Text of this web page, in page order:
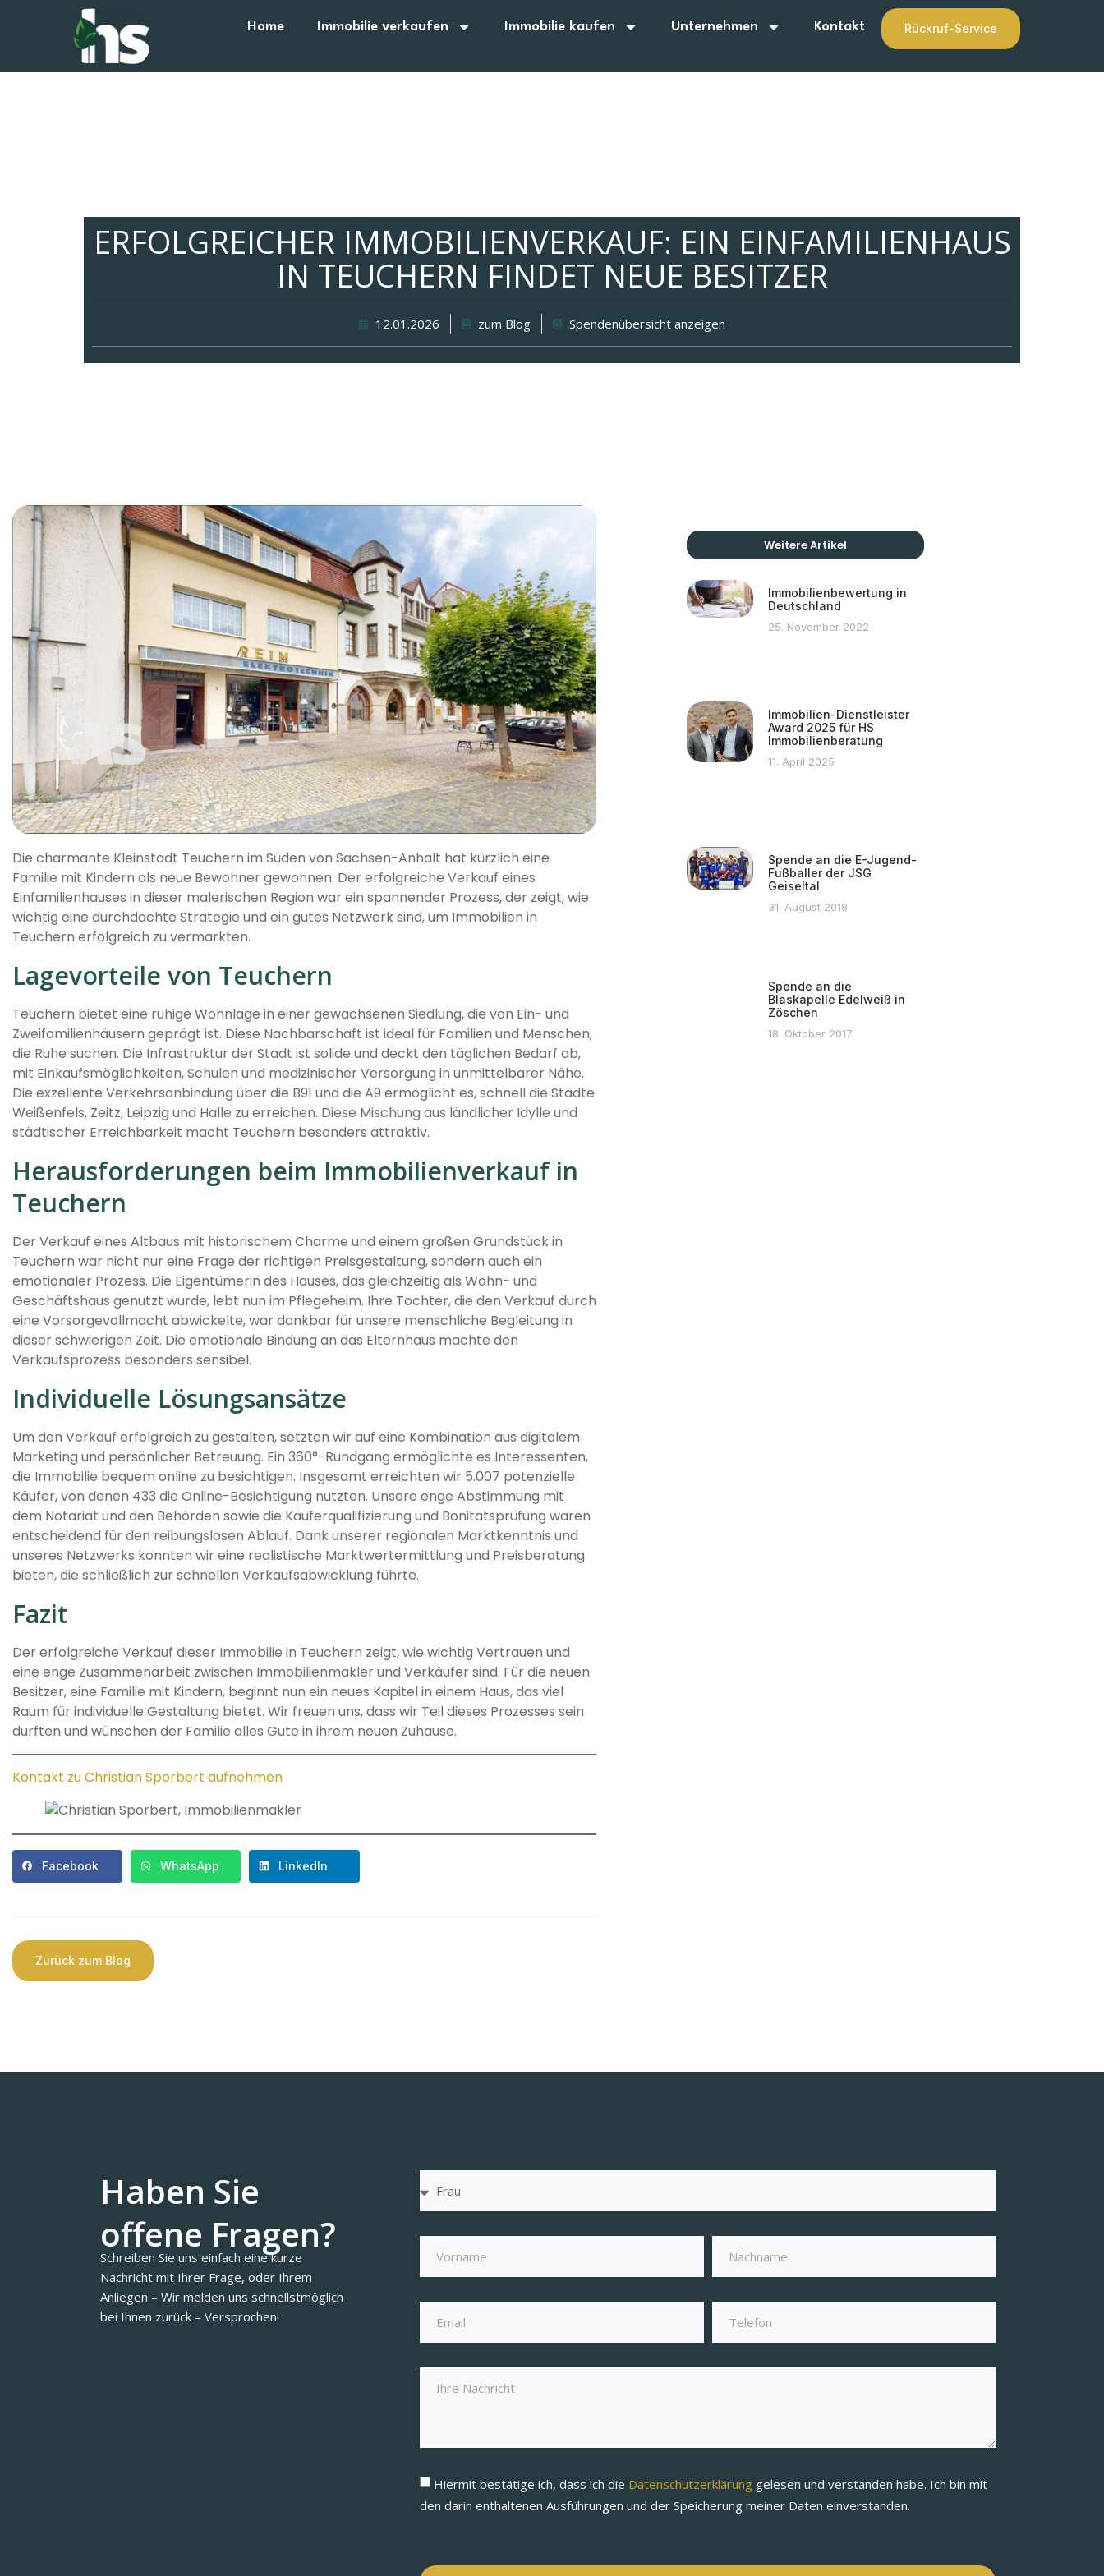
Home Immobilie verkaufen Immobilie kaufen Unternehmen Kontakt Rückruf-Service
ERFOLGREICHER IMMOBILIENVERKAUF: EIN EINFAMILIENHAUS
IN TEUCHERN FINDET NEUE BESITZER
12.01.2026 zum Blog Spendenübersicht anzeigen
Die charmante Kleinstadt Teuchern im Süden von Sachsen-Anhalt hat kürzlich eine
Familie mit Kindern als neue Bewohner gewonnen. Der erfolgreiche Verkauf eines
Einfamilienhauses in dieser malerischen Region war ein spannender Prozess, der zeigt, wie
wichtig eine durchdachte Strategie und ein gutes Netzwerk sind, um Immobilien in
Teuchern erfolgreich zu vermarkten.
Lagevorteile von Teuchern
Teuchern bietet eine ruhige Wohnlage in einer gewachsenen Siedlung, die von Ein- und
Zweifamilienhäusern geprägt ist. Diese Nachbarschaft ist ideal für Familien und Menschen,
die Ruhe suchen. Die Infrastruktur der Stadt ist solide und deckt den täglichen Bedarf ab,
mit Einkaufsmöglichkeiten, Schulen und medizinischer Versorgung in unmittelbarer Nähe.
Die exzellente Verkehrsanbindung über die B91 und die A9 ermöglicht es, schnell die Städte
Weißenfels, Zeitz, Leipzig und Halle zu erreichen. Diese Mischung aus ländlicher Idylle und
städtischer Erreichbarkeit macht Teuchern besonders attraktiv.
Herausforderungen beim Immobilienverkauf in
Teuchern
Der Verkauf eines Altbaus mit historischem Charme und einem großen Grundstück in
Teuchern war nicht nur eine Frage der richtigen Preisgestaltung, sondern auch ein
emotionaler Prozess. Die Eigentümerin des Hauses, das gleichzeitig als Wohn- und
Geschäftshaus genutzt wurde, lebt nun im Pflegeheim. Ihre Tochter, die den Verkauf durch
eine Vorsorgevollmacht abwickelte, war dankbar für unsere menschliche Begleitung in
dieser schwierigen Zeit. Die emotionale Bindung an das Elternhaus machte den
Verkaufsprozess besonders sensibel.
Individuelle Lösungsansätze
Um den Verkauf erfolgreich zu gestalten, setzten wir auf eine Kombination aus digitalem
Marketing und persönlicher Betreuung. Ein 360°-Rundgang ermöglichte es Interessenten,
die Immobilie bequem online zu besichtigen. Insgesamt erreichten wir 5.007 potenzielle
Käufer, von denen 433 die Online-Besichtigung nutzten. Unsere enge Abstimmung mit
dem Notariat und den Behörden sowie die Käuferqualifizierung und Bonitätsprüfung waren
entscheidend für den reibungslosen Ablauf. Dank unserer regionalen Marktkenntnis und
unseres Netzwerks konnten wir eine realistische Marktwertermittlung und Preisberatung
bieten, die schließlich zur schnellen Verkaufsabwicklung führte.
Fazit
Der erfolgreiche Verkauf dieser Immobilie in Teuchern zeigt, wie wichtig Vertrauen und
eine enge Zusammenarbeit zwischen Immobilienmakler und Verkäufer sind. Für die neuen
Besitzer, eine Familie mit Kindern, beginnt nun ein neues Kapitel in einem Haus, das viel
Raum für individuelle Gestaltung bietet. Wir freuen uns, dass wir Teil dieses Prozesses sein
durften und wünschen der Familie alles Gute in ihrem neuen Zuhause.
Kontakt zu Christian Sporbert aufnehmen
Facebook WhatsApp LinkedIn
Zurück zum Blog
Weitere Artikel
Immobilienbewertung in
Deutschland
25. November 2022
Immobilien-Dienstleister
Award 2025 für HS
Immobilienberatung
11. April 2025
Spende an die E-Jugend-
Fußballer der JSG
Geiseltal
31. August 2018
Spende an die
Blaskapelle Edelweiß in
Zöschen
18. Oktober 2017
Haben Sie
offene Fragen?
Schreiben Sie uns einfach eine kurze
Nachricht mit Ihrer Frage, oder Ihrem
Anliegen – Wir melden uns schnellstmöglich
bei Ihnen zurück – Versprochen!
Hiermit bestätige ich, dass ich die Datenschutzerklärung gelesen und verstanden habe. Ich bin mit
den darin enthaltenen Ausführungen und der Speicherung meiner Daten einverstanden.